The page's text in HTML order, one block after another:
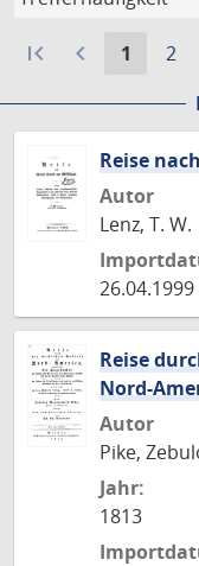
first_page navigate_before
Aktuelle
1 2
Reise
Autor
Lenz, T. W.
26.04.1999
Reise
Nord-
Autor
Pike,
Jahr:
1813